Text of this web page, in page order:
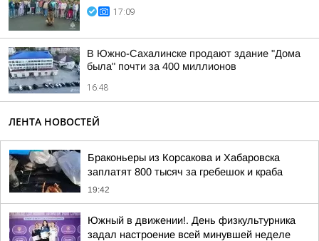
17:09
В Южно-Сахалинске продают здание "Дома
была" почти за 400 миллионов
16:48
ЛЕНТА НОВОСТЕЙ
Браконьеры из Корсакова и Хабаровска
заплатят 800 тысяч за гребешок и краба
19:42
Южный в движении!. День физкультурника
задал настроение всей минувшей неделе